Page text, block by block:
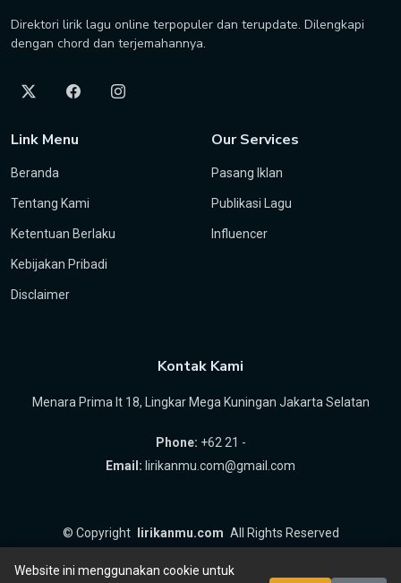
Direktori lirik lagu online terpopuler dan terupdate. Dilengkapi
dengan chord dan terjemahannya.
Link Menu
Beranda
Tentang Kami
Ketentuan Berlaku
Kebijakan Pribadi
Disclaimer
Our Services
Pasang Iklan
Publikasi Lagu
Influencer
Kontak Kami
Menara Prima lt 18, Lingkar Mega Kuningan Jakarta Selatan
Phone: +62 21 -
Email: lirikanmu.com@gmail.com
© Copyright lirikanmu.com All Rights Reserved
Website ini menggunakan cookie untuk